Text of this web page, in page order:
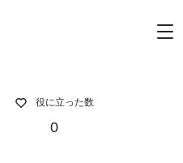
役に立った数
0